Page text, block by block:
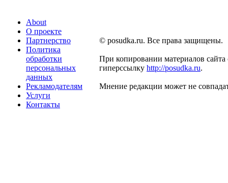
About
О проекте
Партнерство
Политика
обработки
персональных
данных
Рекламодателям
Услуги
Контакты
© posudka.ru. Все права защищены.
При копировании материалов сайта
гиперссылку http://posudka.ru.
Мнение редакции может не